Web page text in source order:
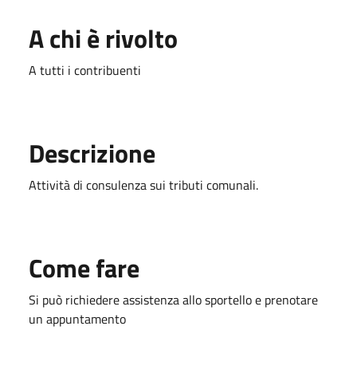
A chi è rivolto
A tutti i contribuenti
Descrizione
Attività di consulenza sui tributi comunali.
Come fare
Si può richiedere assistenza allo sportello e prenotare
un appuntamento